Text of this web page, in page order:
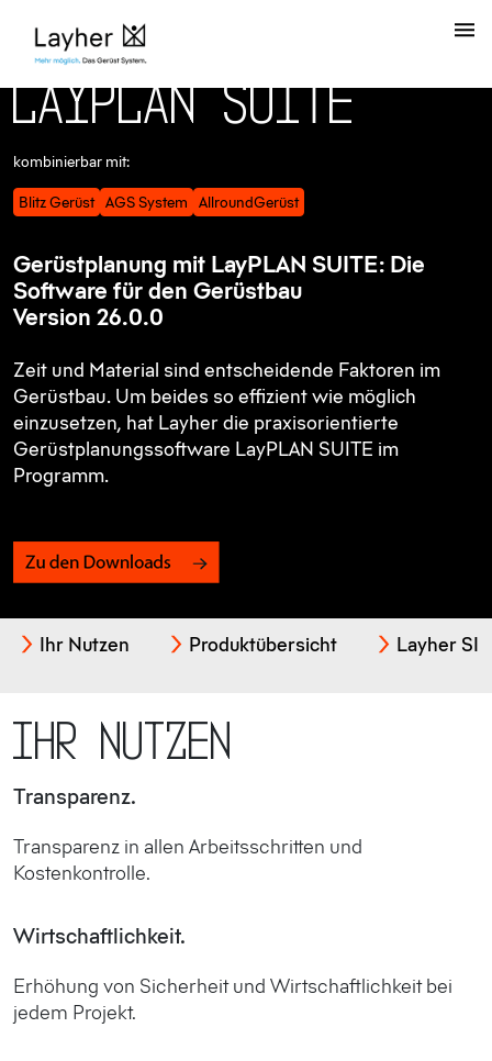
LayPLAN SUITE
kombinierbar mit:
Blitz Gerüst AGS System AllroundGerüst
Gerüstplanung mit LayPLAN SUITE: Die
Software für den Gerüstbau
Version 26.0.0
Zeit und Material sind entscheidende Faktoren im
Gerüstbau. Um beides so effizient wie möglich
einzusetzen, hat Layher die praxisorientierte
Gerüstplanungssoftware LayPLAN SUITE im
Programm.
Ihr Nutzen Produktübersicht Layher
Ihr Nutzen
Transparenz.
Transparenz in allen Arbeitsschritten und
Kostenkontrolle.
Wirtschaftlichkeit.
Erhöhung von Sicherheit und Wirtschaftlichkeit bei
jedem Projekt.